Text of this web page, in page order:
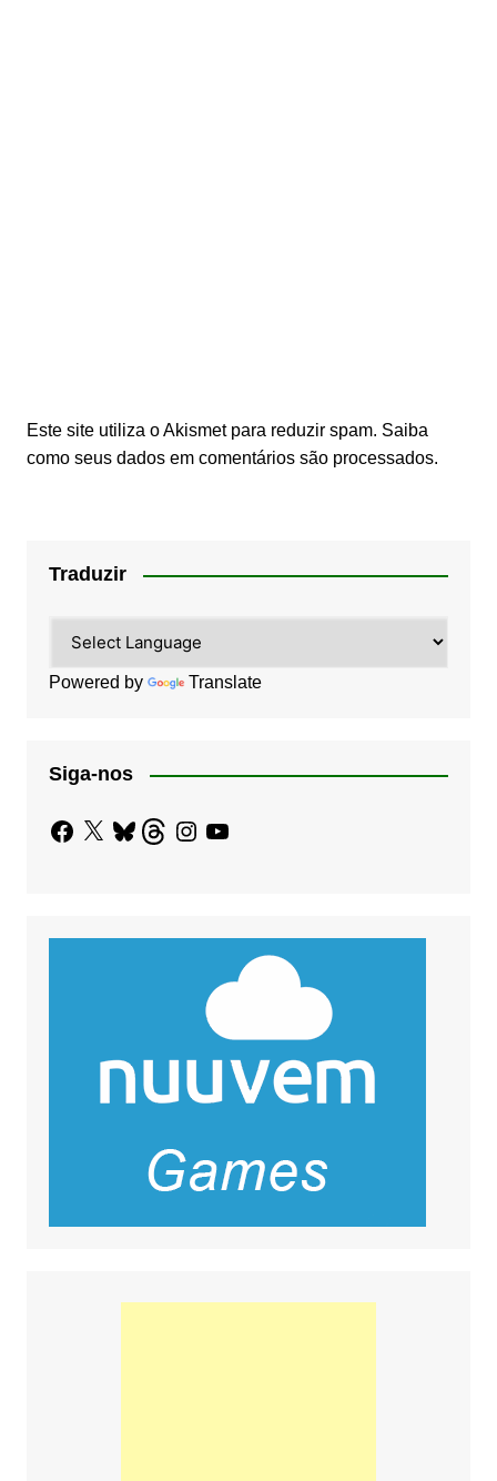
Este site utiliza o Akismet para reduzir spam. Saiba
como seus dados em comentários são processados.
Traduzir
Powered by Translate
Siga-nos
Facebook
X BlueskyThreadsInstagram
YouTube